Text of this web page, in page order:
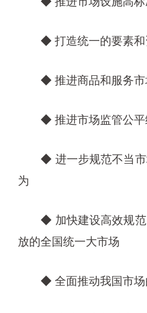
◆ 打造统一的要素和
◆ 推进商品和服务市
◆ 推进市场监管公平
◆ 进一步规范不当市
为
◆ 加快建设高效规范
放的全国统一大市场
◆ 全面推动我国市场